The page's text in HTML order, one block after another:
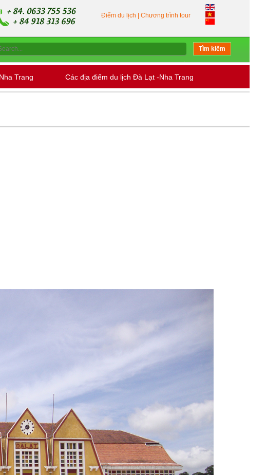
Điểm du lịch Chương trình tour
Tìm kiếm
Trang Các địa điểm du lịch Đà Lạt -Nha Trang